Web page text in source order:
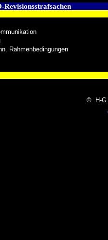
Rahmenbedingungen
© H-G